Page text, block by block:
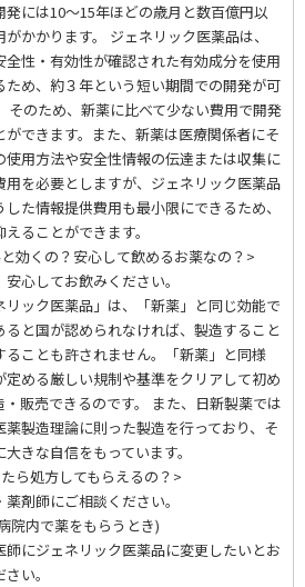
発には10～15年ほどの歳月と数百億円以
がかかります。 ジェネリック医薬品は、
全性・有効性が確認された有効成分を使用
ため、約３年という短い期間での開発が可
そのため、新薬に比べて少ない費用で開発
ができます。また、新薬は医療関係者にそ
使用方法や安全性情報の伝達または収集に
用を必要としますが、ジェネリック医薬品
した情報提供費用も最小限にできるため、
ることができます。
効くの？安心して飲めるお薬なの？>
心してお飲みください。
リック医薬品」は、「新薬」と同じ効能で
ると国が認められなければ、製造すること
ることも許されません。「新薬」と同様
定める厳しい規制や基準をクリアして初め
・販売できるのです。 また、日新製薬では
薬製造理論に則った製造を行っており、そ
大きな自信をもっています。
ら処方してもらえるの？>
剤師にご相談ください。
内で薬をもらうとき)
ジェネリック医薬品に変更したいとお
い。